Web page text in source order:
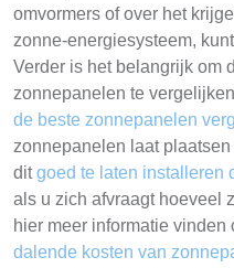
omvormers of over het
zonne-energiesysteem,
Verder is het belangrijk om
zonnepanelen te
de beste zonnepanelen
zonnepanelen laat
ditgoed te laten installeren
als u zich afvraagt hoeveel
hier meer informatie vinden
dalende kosten van